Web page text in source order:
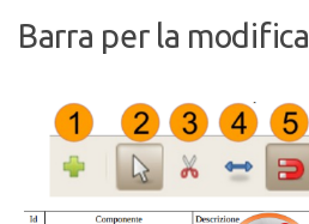
Barra per la modifica